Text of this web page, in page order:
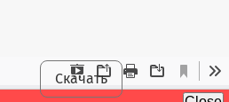
Скачать